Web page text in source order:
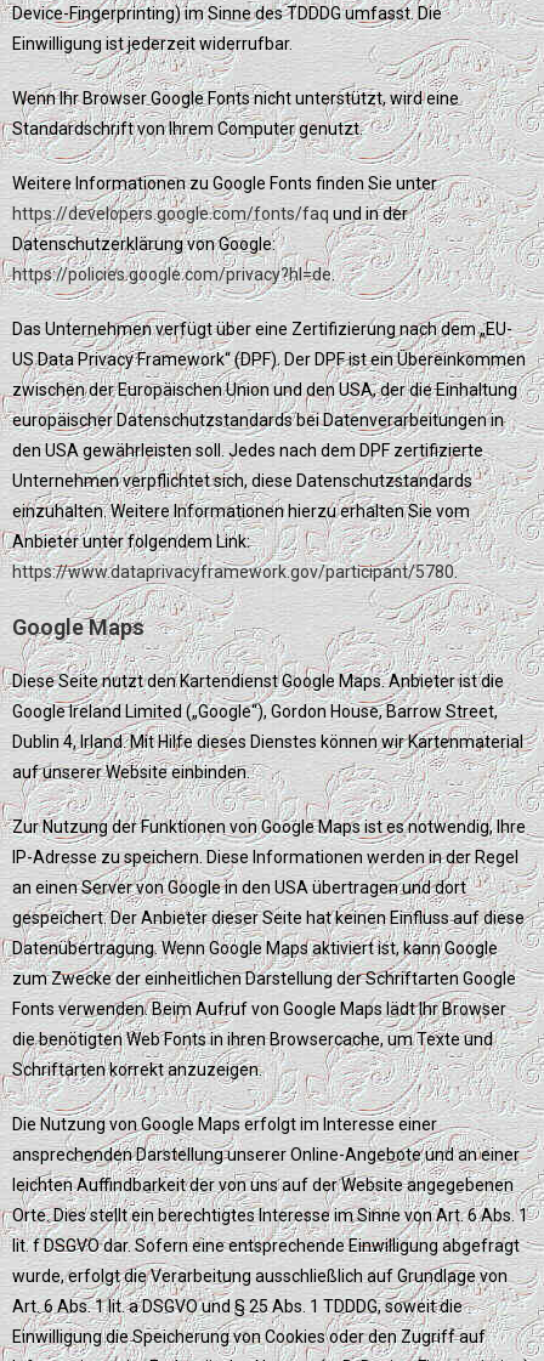
Device-Fingerprinting) im Sinne des TDDDG umfasst. Die
Einwilligung ist jederzeit widerrufbar.
Wenn Ihr Browser Google Fonts nicht unterstützt, wird eine
Standardschrift von Ihrem Computer genutzt.
Weitere Informationen zu Google Fonts finden Sie unter
https://developers.google.com/fonts/faq und in der
Datenschutzerklärung von Google:
https://policies.google.com/privacy?hl=de.
Das Unternehmen verfügt über eine Zertifizierung nach dem „EU-
US Data Privacy Framework“ (DPF). Der DPF ist ein Übereinkommen
zwischen der Europäischen Union und den USA, der die Einhaltung
europäischer Datenschutzstandards bei Datenverarbeitungen in
den USA gewährleisten soll. Jedes nach dem DPF zertifizierte
Unternehmen verpflichtet sich, diese Datenschutzstandards
einzuhalten. Weitere Informationen hierzu erhalten Sie vom
Anbieter unter folgendem Link:
https://www.dataprivacyframework.gov/participant/5780.
Google Maps
Diese Seite nutzt den Kartendienst Google Maps. Anbieter ist die
Google Ireland Limited („Google“), Gordon House, Barrow Street,
Dublin 4, Irland. Mit Hilfe dieses Dienstes können wir Kartenmaterial
auf unserer Website einbinden.
Zur Nutzung der Funktionen von Google Maps ist es notwendig, Ihre
IP-Adresse zu speichern. Diese Informationen werden in der Regel
an einen Server von Google in den USA übertragen und dort
gespeichert. Der Anbieter dieser Seite hat keinen Einfluss auf diese
Datenübertragung. Wenn Google Maps aktiviert ist, kann Google
zum Zwecke der einheitlichen Darstellung der Schriftarten Google
Fonts verwenden. Beim Aufruf von Google Maps lädt Ihr Browser
die benötigten Web Fonts in ihren Browsercache, um Texte und
Schriftarten korrekt anzuzeigen.
Die Nutzung von Google Maps erfolgt im Interesse einer
ansprechenden Darstellung unserer Online-Angebote und an einer
leichten Auffindbarkeit der von uns auf der Website angegebenen
Orte. Dies stellt ein berechtigtes Interesse im Sinne von Art. 6 Abs. 1
lit. f DSGVO dar. Sofern eine entsprechende Einwilligung abgefragt
wurde, erfolgt die Verarbeitung ausschließlich auf Grundlage von
Art. 6 Abs. 1 lit. a DSGVO und § 25 Abs. 1 TDDDG, soweit die
Einwilligung die Speicherung von Cookies oder den Zugriff auf